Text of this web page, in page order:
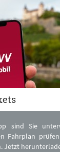
sind Sie
Fahrplan
Jetzt